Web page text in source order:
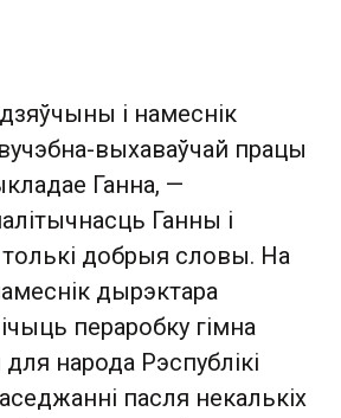
і намеснік
выхаваўчай працы
Ганна, —
Ганны і
добрыя словы. На
дырэктара
пераробку гімна
народа Рэспублікі
пасля некалькіх